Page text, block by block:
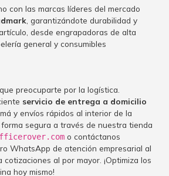
con las marcas líderes del mercado
, garantizándote durabilidad y
desde engrapadoras de alta
general y consumibles
preocuparte por la logística.
servicio de entrega a domicilio
y envíos rápidos al interior de la
segura a través de nuestra tienda
o contáctanos
WhatsApp de atención empresarial al
cotizaciones al por mayor. ¡Optimiza los
hoy mismo!